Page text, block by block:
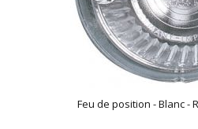
Feu de position - Blanc -